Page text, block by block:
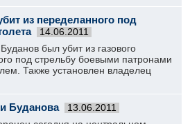
из переделанного под
14.06.2011
был убит из газового
под стрельбу боевыми патронами
Также установлен владелец
Буданова 13.06.2011